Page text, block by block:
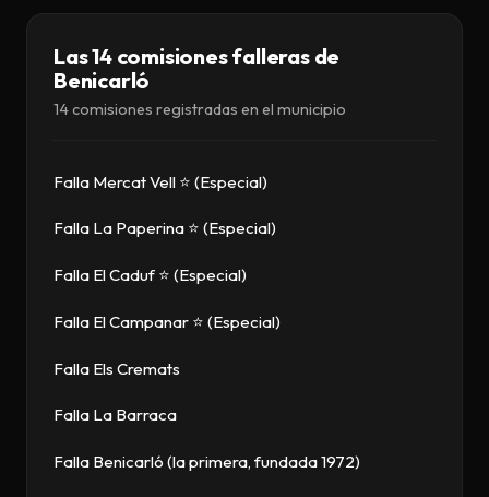
Las 14 comisiones falleras de
Benicarló
14 comisiones registradas en el municipio
Falla Mercat Vell ⭐ (Especial)
Falla La Paperina ⭐ (Especial)
Falla El Caduf ⭐ (Especial)
Falla El Campanar ⭐ (Especial)
Falla Els Cremats
Falla La Barraca
Falla Benicarló (la primera, fundada 1972)